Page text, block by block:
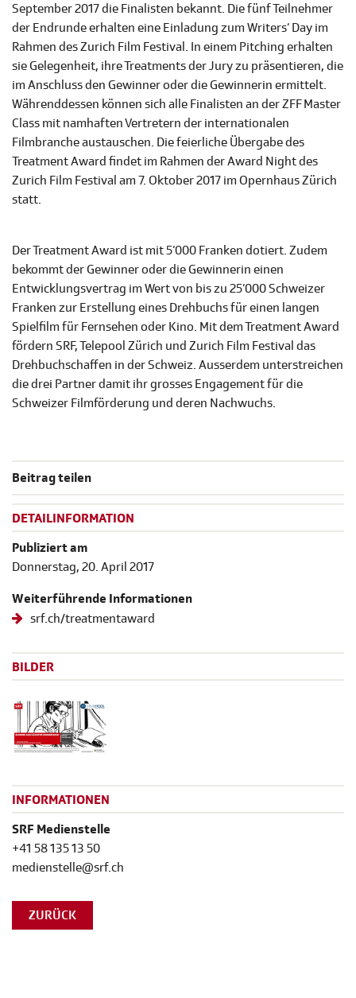
September 2017 die Finalisten bekannt. Die fünf Teilnehmer
der Endrunde erhalten eine Einladung zum Writers‘ Day im
Rahmen des Zurich Film Festival. In einem Pitching erhalten
sie Gelegenheit, ihre Treatments der Jury zu präsentieren, die
im Anschluss den Gewinner oder die Gewinnerin ermittelt.
Währenddessen können sich alle Finalisten an der ZFF Master
Class mit namhaften Vertretern der internationalen
Filmbranche austauschen. Die feierliche Übergabe des
Treatment Award findet im Rahmen der Award Night des
Zurich Film Festival am 7. Oktober 2017 im Opernhaus Zürich
statt.
Der Treatment Award ist mit 5‘000 Franken dotiert. Zudem
bekommt der Gewinner oder die Gewinnerin einen
Entwicklungsvertrag im Wert von bis zu 25‘000 Schweizer
Franken zur Erstellung eines Drehbuchs für einen langen
Spielfilm für Fernsehen oder Kino. Mit dem Treatment Award
fördern SRF, Telepool Zürich und Zurich Film Festival das
Drehbuchschaffen in der Schweiz. Ausserdem unterstreichen
die drei Partner damit ihr grosses Engagement für die
Schweizer Filmförderung und deren Nachwuchs.
Beitrag teilen
DETAILINFORMATION
Publiziert am
Donnerstag, 20. April 2017
Weiterführende Informationen
srf.ch/treatmentaward
BILDER
INFORMATIONEN
SRF Medienstelle
+41 58 135 13 50
medienstelle@srf.ch
ZURÜCK